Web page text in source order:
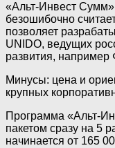
«Альт-Инвест
безошибочно
позволяет
UNIDO, ведущих
развития,
Минусы: цена и
крупных
Программа «Альт-
пакетом сразу на 5
начинается от 165